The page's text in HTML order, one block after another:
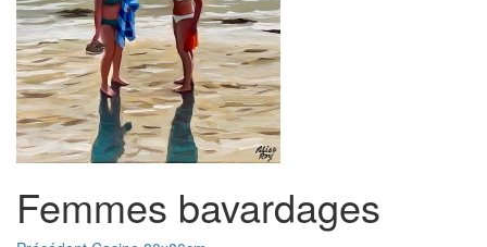
Femmes bavardages